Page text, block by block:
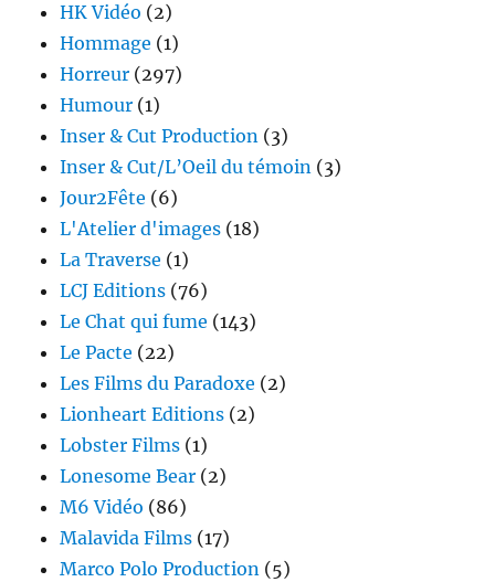
HK Vidéo (2)
Hommage (1)
Horreur (297)
Humour (1)
Inser & Cut Production (3)
Inser & Cut/L’Oeil du témoin (3)
Jour2Fête (6)
L'Atelier d'images (18)
La Traverse (1)
LCJ Editions (76)
Le Chat qui fume (143)
Le Pacte (22)
Les Films du Paradoxe (2)
Lionheart Editions (2)
Lobster Films (1)
Lonesome Bear (2)
M6 Vidéo (86)
Malavida Films (17)
Marco Polo Production (5)